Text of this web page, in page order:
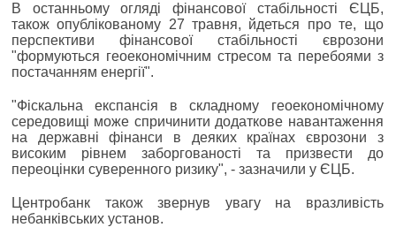
В останньому огляді фінансової стабільності ЄЦБ,
також опублікованому 27 травня, йдеться про те, що
перспективи фінансової стабільності єврозони
"формуються геоекономічним стресом та перебоями з
постачанням енергії".
"Фіскальна експансія в складному геоекономічному
середовищі може спричинити додаткове навантаження
на державні фінанси в деяких країнах єврозони з
високим рівнем заборгованості та призвести до
переоцінки суверенного ризику", - зазначили у ЄЦБ.
Центробанк також звернув увагу на вразливість
небанківських установ.